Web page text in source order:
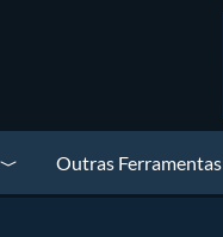
Outras Ferramentas